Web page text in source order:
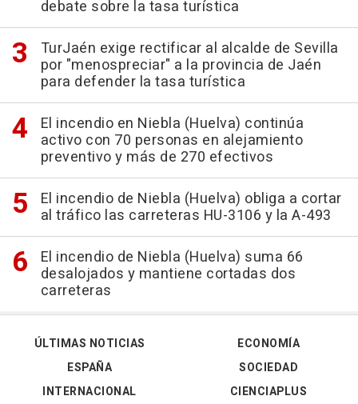
debate sobre la tasa turística
TurJaén exige rectificar al alcalde de Sevilla
por "menospreciar" a la provincia de Jaén
para defender la tasa turística
El incendio en Niebla (Huelva) continúa
activo con 70 personas en alejamiento
preventivo y más de 270 efectivos
El incendio de Niebla (Huelva) obliga a cortar
al tráfico las carreteras HU-3106 y la A-493
El incendio de Niebla (Huelva) suma 66
desalojados y mantiene cortadas dos
carreteras
ÚLTIMAS NOTICIAS
ESPAÑA
INTERNACIONAL
ECONOMÍA
SOCIEDAD
CIENCIAPLUS